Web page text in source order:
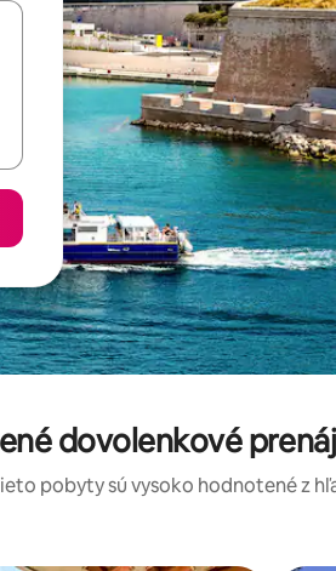
dovolenkové
pobyty sú vysoko hodnotené z